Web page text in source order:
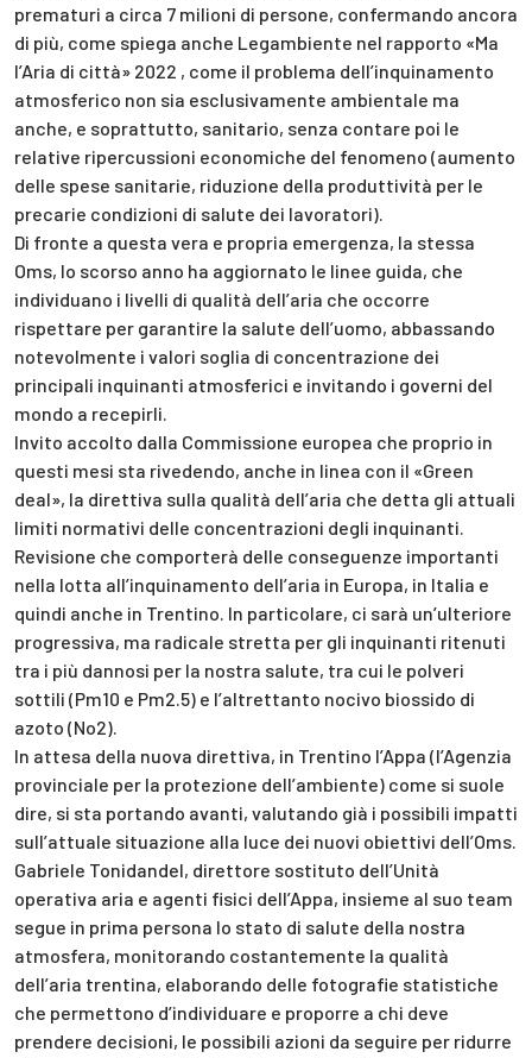
prematuri a circa 7 milioni di persone, confermando ancora
di più, come spiega anche Legambiente nel rapporto «Ma
l’Aria di città» 2022 , come il problema dell’inquinamento
atmosferico non sia esclusivamente ambientale ma
anche, e soprattutto, sanitario, senza contare poi le
relative ripercussioni economiche del fenomeno (aumento
delle spese sanitarie, riduzione della produttività per le
precarie condizioni di salute dei lavoratori).
Di fronte a questa vera e propria emergenza, la stessa
Oms, lo scorso anno ha aggiornato le linee guida, che
individuano i livelli di qualità dell’aria che occorre
rispettare per garantire la salute dell’uomo, abbassando
notevolmente i valori soglia di concentrazione dei
principali inquinanti atmosferici e invitando i governi del
mondo a recepirli.
Invito accolto dalla Commissione europea che proprio in
questi mesi sta rivedendo, anche in linea con il «Green
deal», la direttiva sulla qualità dell’aria che detta gli attuali
limiti normativi delle concentrazioni degli inquinanti.
Revisione che comporterà delle conseguenze importanti
nella lotta all’inquinamento dell’aria in Europa, in Italia e
quindi anche in Trentino. In particolare, ci sarà un’ulteriore
progressiva, ma radicale stretta per gli inquinanti ritenuti
tra i più dannosi per la nostra salute, tra cui le polveri
sottili (Pm10 e Pm2.5) e l’altrettanto nocivo biossido di
azoto (No2).
In attesa della nuova direttiva, in Trentino l’Appa (l’Agenzia
provinciale per la protezione dell’ambiente) come si suole
dire, si sta portando avanti, valutando già i possibili impatti
sull’attuale situazione alla luce dei nuovi obiettivi dell’Oms.
Gabriele Tonidandel, direttore sostituto dell’Unità
operativa aria e agenti fisici dell’Appa, insieme al suo team
segue in prima persona lo stato di salute della nostra
atmosfera, monitorando costantemente la qualità
dell’aria trentina, elaborando delle fotografie statistiche
che permettono d’individuare e proporre a chi deve
prendere decisioni, le possibili azioni da seguire per ridurre